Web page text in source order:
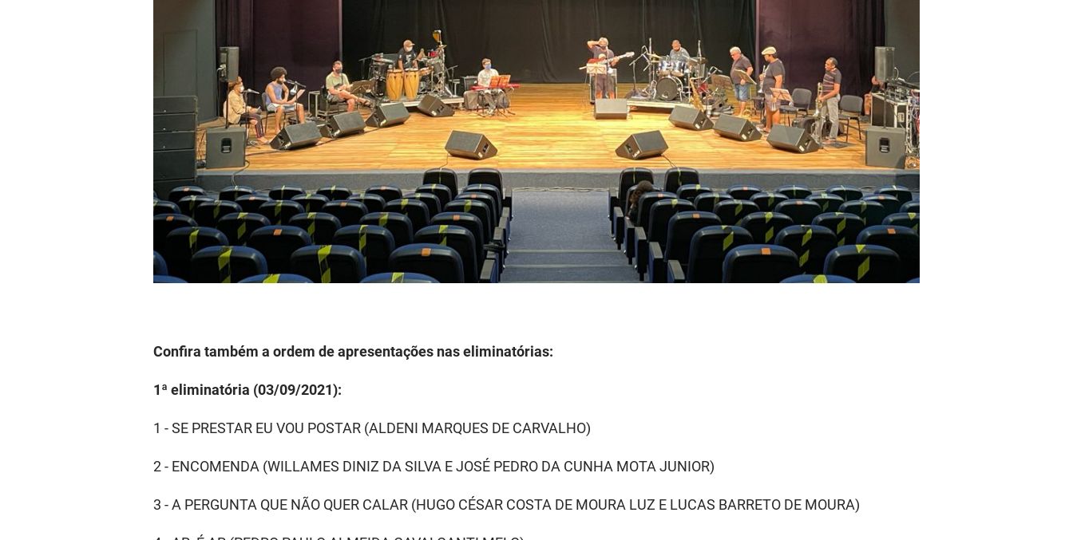
Confira também a ordem de apresentações nas eliminatórias:
1ª eliminatória (03/09/2021):
1 - SE PRESTAR EU VOU POSTAR (ALDENI MARQUES DE CARVALHO)
2 - ENCOMENDA (WILLAMES DINIZ DA SILVA E JOSÉ PEDRO DA CUNHA MOTA JUNIOR)
3 - A PERGUNTA QUE NÃO QUER CALAR (HUGO CÉSAR COSTA DE MOURA LUZ E LUCAS BARRETO DE MOURA)